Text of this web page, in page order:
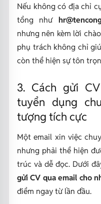
Nếu không có địa chỉ
tổng như
nhưng nên kèm lời
phụ trách không chỉ
còn thể hiện sự tôn
3. Cách gửi
tuyển dụng
tượng tích cực
Một email xin việc
nhưng phải thể hiện
trúc và dễ đọc. Dưới
gửi CV qua email cho
điểm ngay từ lần đầu.